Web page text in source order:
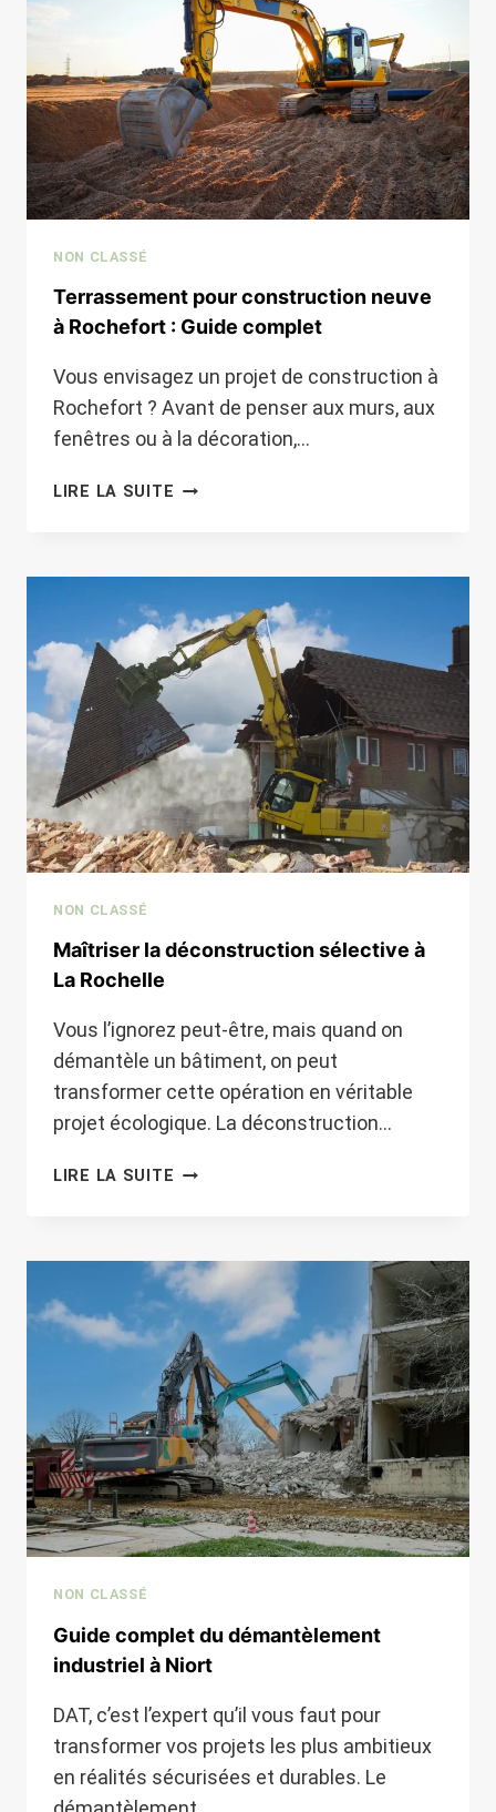
AVEC
DAT
NON CLASSÉ
Terrassement pour construction neuve
à Rochefort : Guide complet
Vous envisagez un projet de construction à
Rochefort ? Avant de penser aux murs, aux
fenêtres ou à la décoration,…
LIRE LA SUITE TERRASSEMENT
ROCHEFORT
:
GUIDE
COMPLET
NON CLASSÉ
Maîtriser la déconstruction sélective à
La Rochelle
Vous l’ignorez peut-être, mais quand on
démantèle un bâtiment, on peut
transformer cette opération en véritable
projet écologique. La déconstruction…
LIRE LA SUITE MAÎTRISER
À
LA
ROCHELLE
NON CLASSÉ
Guide complet du démantèlement
industriel à Niort
DAT, c’est l’expert qu’il vous faut pour
transformer vos projets les plus ambitieux
en réalités sécurisées et durables. Le